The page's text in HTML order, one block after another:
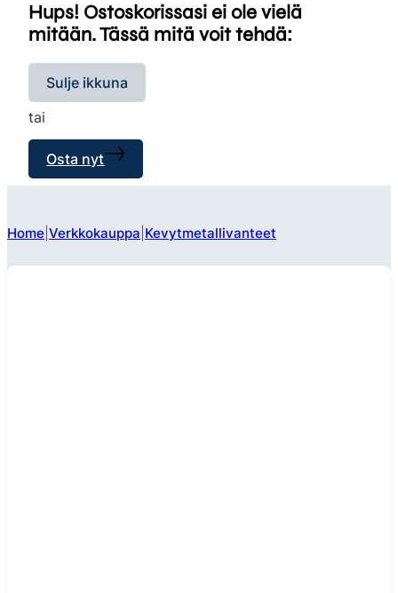
Hups! Ostoskorissasi ei ole vielä
mitään. Tässä mitä voit tehdä:
Sulje ikkuna
tai
Osta nyt
Home Verkkokauppa Kevytmetallivanteet